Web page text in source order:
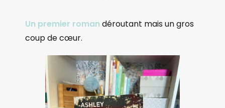
Un premier roman déroutant mais un gros
coup de cœur.